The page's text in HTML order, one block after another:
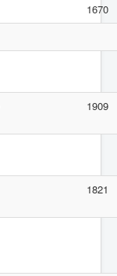
1670
1909
1821